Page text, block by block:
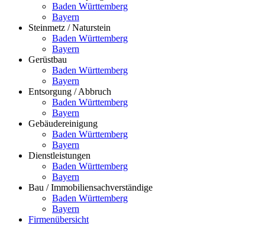
Baden Württemberg
Bayern
Steinmetz / Naturstein
Baden Württemberg
Bayern
Gerüstbau
Baden Württemberg
Bayern
Entsorgung / Abbruch
Baden Württemberg
Bayern
Gebäudereinigung
Baden Württemberg
Bayern
Dienstleistungen
Baden Württemberg
Bayern
Bau / Immobiliensachverständige
Baden Württemberg
Bayern
Firmenübersicht